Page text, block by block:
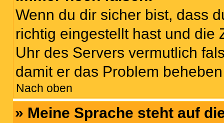
Wenn du dir sicher bist, dass
richtig eingestellt hast und die
Uhr des Servers vermutlich
damit er das Problem
Nach oben
» Meine Sprache steht auf